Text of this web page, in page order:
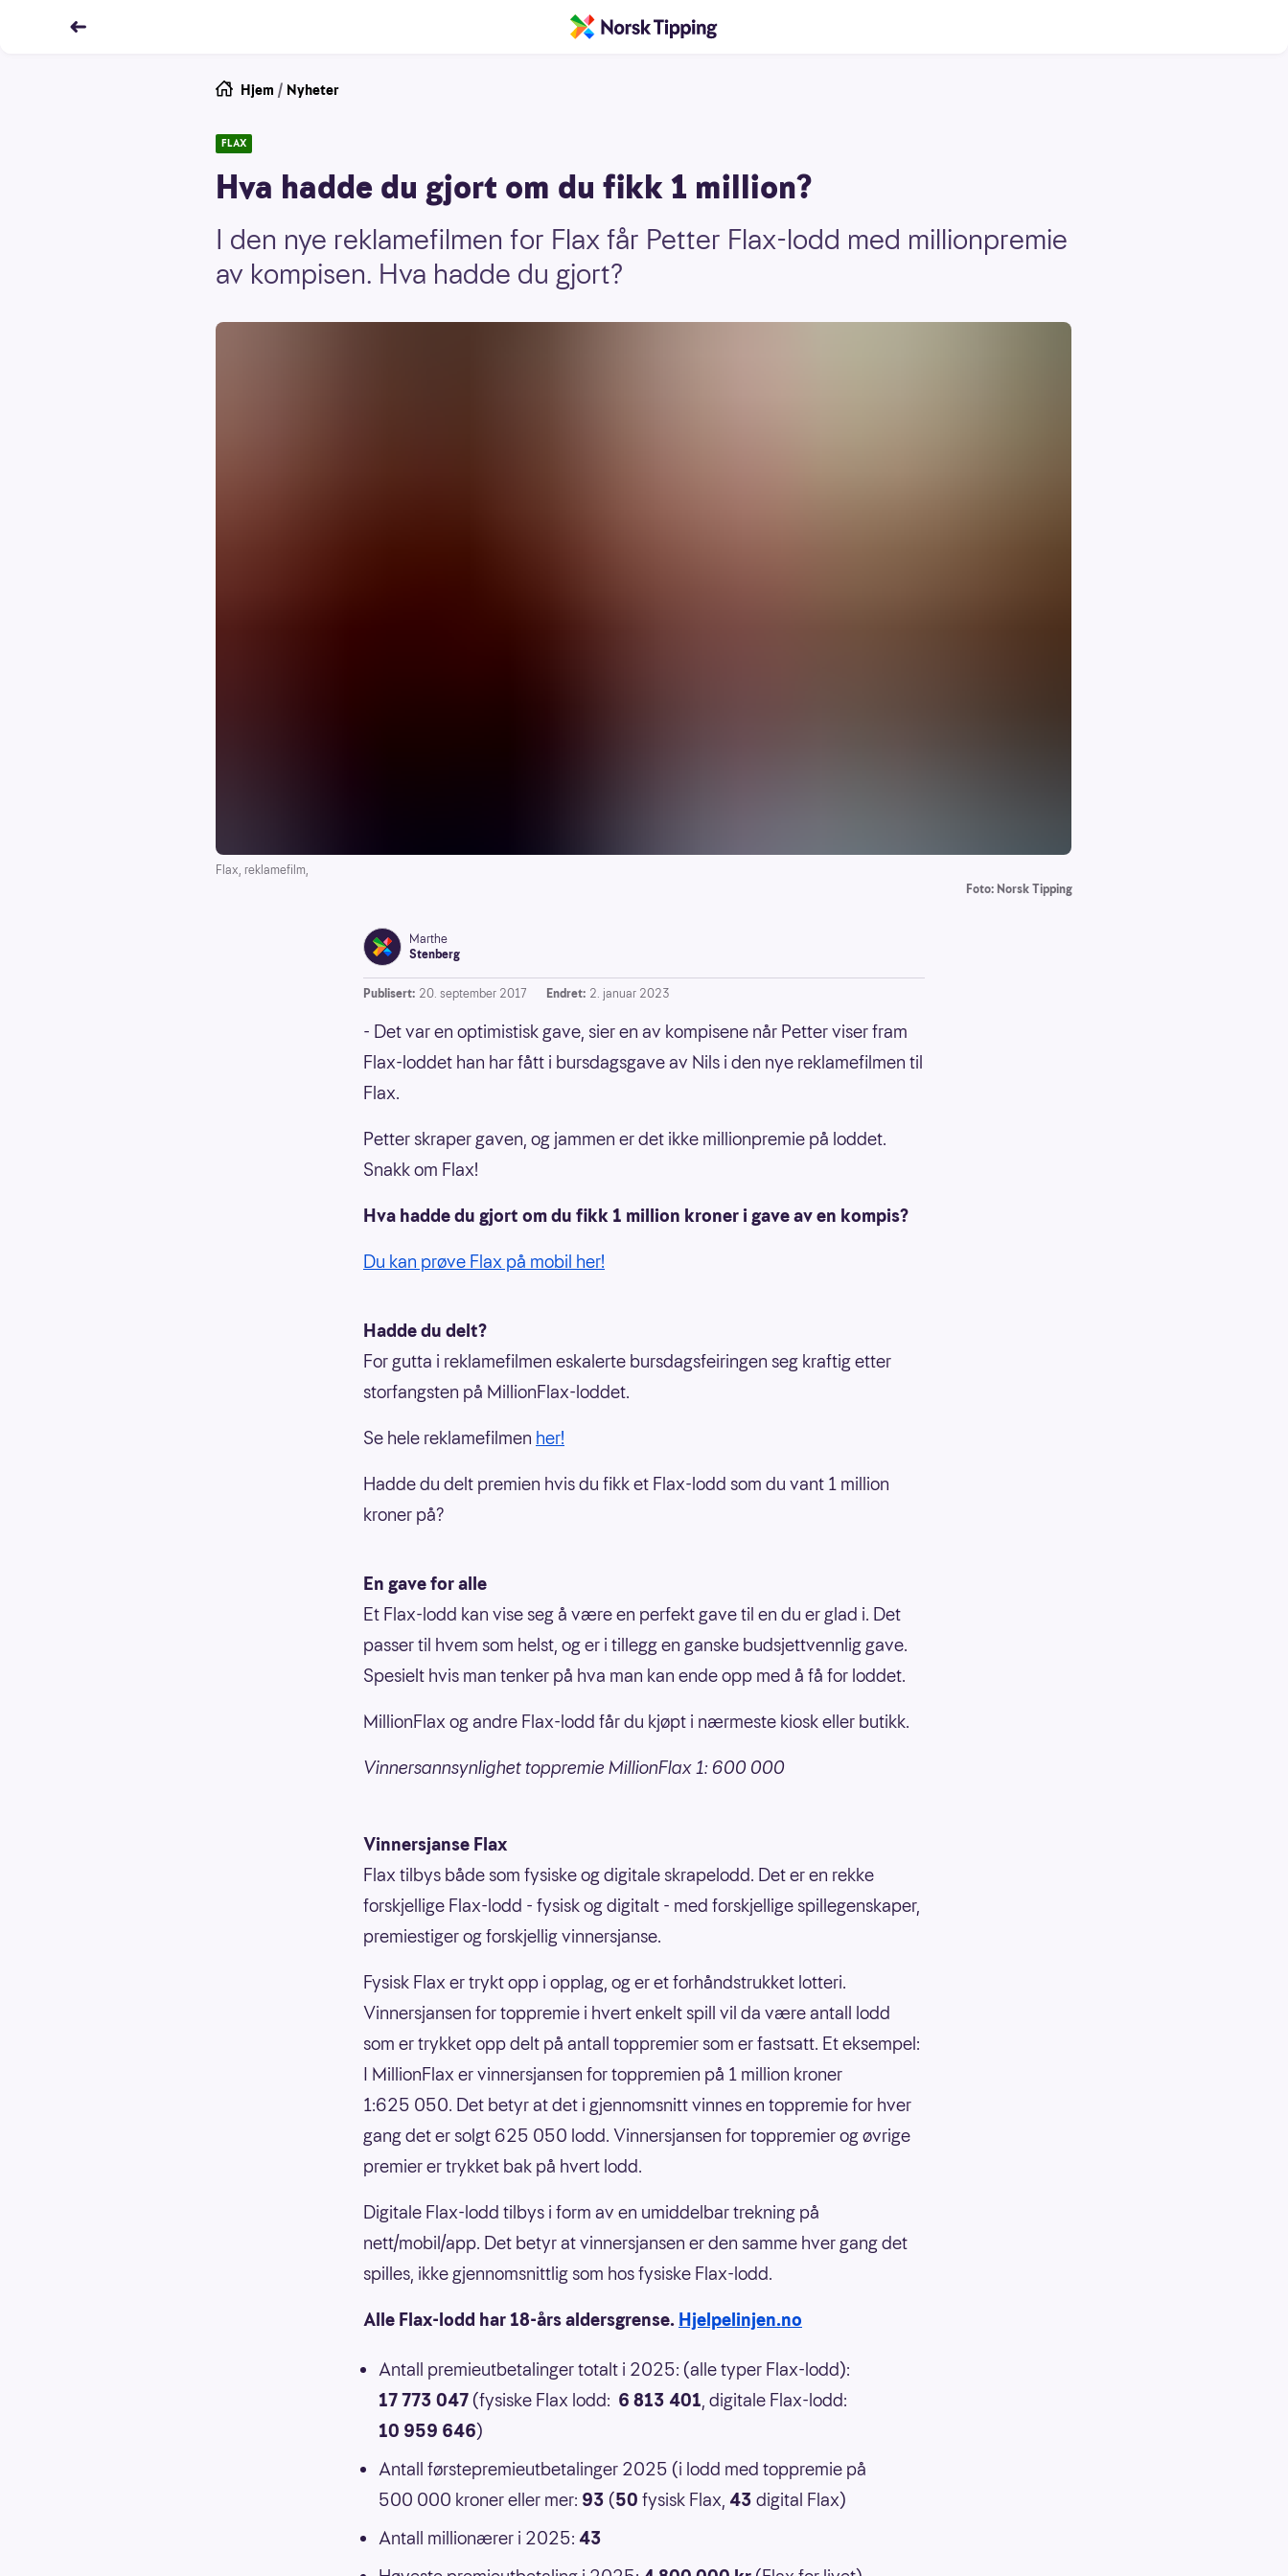
Hjem / Nyheter
FLAX
Hva hadde du gjort om du fikk 1 million?
I den nye reklamefilmen for Flax får Petter Flax-lodd med millionpremie
av kompisen. Hva hadde du gjort?
Flax, reklamefilm,
Foto: Norsk Tipping
Marthe
Stenberg
Publisert: 20. september 2017 Endret: 2. januar 2023
- Det var en optimistisk gave, sier en av kompisene når Petter viser fram
Flax-loddet han har fått i bursdagsgave av Nils i den nye reklamefilmen til
Flax.
Petter skraper gaven, og jammen er det ikke millionpremie på loddet.
Snakk om Flax!
Hva hadde du gjort om du fikk 1 million kroner i gave av en kompis?
Du kan prøve Flax på mobil her!
Hadde du delt?
For gutta i reklamefilmen eskalerte bursdagsfeiringen seg kraftig etter
storfangsten på MillionFlax-loddet.
Se hele reklamefilmen her!
Hadde du delt premien hvis du fikk et Flax-lodd som du vant 1 million
kroner på?
En gave for alle
Et Flax-lodd kan vise seg å være en perfekt gave til en du er glad i. Det
passer til hvem som helst, og er i tillegg en ganske budsjettvennlig gave.
Spesielt hvis man tenker på hva man kan ende opp med å få for loddet.
MillionFlax og andre Flax-lodd får du kjøpt i nærmeste kiosk eller butikk.
Vinnersannsynlighet toppremie MillionFlax 1: 600 000
Vinnersjanse Flax
Flax tilbys både som fysiske og digitale skrapelodd. Det er en rekke
forskjellige Flax-lodd - fysisk og digitalt - med forskjellige spillegenskaper,
premiestiger og forskjellig vinnersjanse.
Fysisk Flax er trykt opp i opplag, og er et forhåndstrukket lotteri.
Vinnersjansen for toppremie i hvert enkelt spill vil da være antall lodd
som er trykket opp delt på antall toppremier som er fastsatt. Et eksempel:
I MillionFlax er vinnersjansen for toppremien på 1 million kroner
1:625 050. Det betyr at det i gjennomsnitt vinnes en toppremie for hver
gang det er solgt 625 050 lodd. Vinnersjansen for toppremier og øvrige
premier er trykket bak på hvert lodd.
Digitale Flax-lodd tilbys i form av en umiddelbar trekning på
nett/mobil/app. Det betyr at vinnersjansen er den samme hver gang det
spilles, ikke gjennomsnittlig som hos fysiske Flax-lodd.
Alle Flax-lodd har 18-års aldersgrense. Hjelpelinjen.no
Antall premieutbetalinger totalt i 2025: (alle typer Flax-lodd):
17 773 047 (fysiske Flax lodd: 6 813 401, digitale Flax-lodd:
10 959 646)
Antall førstepremieutbetalinger 2025 (i lodd med toppremie på
500 000 kroner eller mer: 93 (50 fysisk Flax, 43 digital Flax)
Antall millionærer i 2025: 43